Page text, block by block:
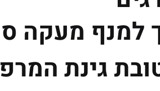
למנף מעקה
גינת